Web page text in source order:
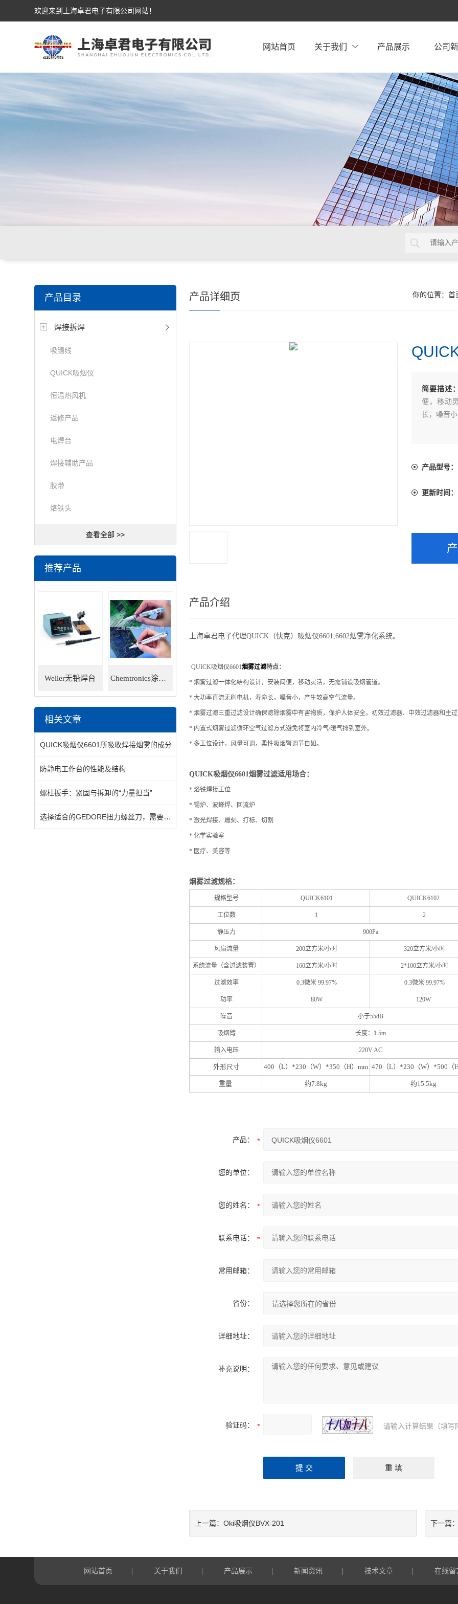
欢迎来到上海卓君电子有限公司网站！
网站首页 关于我们 产品展示 公司
产品目录
焊接拆焊
吸锡线
QUICK吸烟仪
恒温热风机
返修产品
电焊台
焊接辅助产品
胶带
烙铁头
查看全部 >>
推荐产品
Weller无铅焊台 Chemtronics涂层笔
相关文章
QUICK吸烟仪6601所吸收焊接烟雾的成分
防静电工作台的性能及结构
螺柱扳手：紧固与拆卸的“力量担当”
选择适合的GEDORE扭力螺丝刀，需要综合考虑多个因素
你的位置： 首
产品详细页
简要描述
便，移动
长，噪音
产品型号：
更新时间：
产品介绍
上海卓君电子代理QUICK（快克）吸烟仪6601,6602烟雾净化系统。
QUICK吸烟仪6601烟雾过滤特点：
* 烟雾过滤一体化结构设计，安装简便，移动灵活，无需铺设吸烟管道。
* 大功率直流无刷电机，寿命长，噪音小，产生较高空气流量。
* 烟雾过滤三重过滤设计确保滤除烟雾中有害物质，保护人体安全。初效过滤器、中效过滤器和主
* 内置式烟雾过滤循环空气过滤方式避免将室内冷气/暖气排到室外。
* 多工位设计，风量可调，柔性吸烟臂调节自如。
QUICK吸烟仪6601烟雾过滤适用场合：
* 烙铁焊接工位
* 锡炉、波峰焊、回流炉
* 激光焊接、雕刻、打标、切割
* 化学实验室
* 医疗、美容等
烟雾过滤规格：
规格型号 QUICK6101 QUICK6102
工位数 1 2
静压力 900Pa
风扇流量 200立方米/小时 320立方米/小时
系统流量（含过滤装置） 160立方米/小时 2*100立方米/小时
过滤效率 0.3微米 99.97% 0.3微米 99.97%
功率 80W 120W
噪音 小于55dB
吸烟臂 长度：1.5m
输入电压 220V AC
外形尺寸 400（L）*230（W）*350（H）mm 470（L）*230（W）*500（
重量 约7.8kg 约15.5kg
产品：
您的单位：
您的姓名：
联系电话：
常用邮箱：
省份：
详细地址：
补充说明：
验证码： 请输入计算结果（填写
上一篇： Oki吸烟仪BVX-201 下一篇
网站首页 关于我们 产品展示 新闻资讯 技术文章 在线留